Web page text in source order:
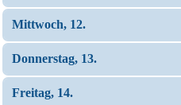
Mittwoch, 12.
Donnerstag, 13.
Freitag, 14.